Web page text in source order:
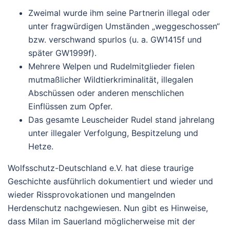
Zweimal wurde ihm seine Partnerin illegal oder
unter fragwürdigen Umständen „weggeschossen“
bzw. verschwand spurlos (u. a. GW1415f und
später GW1999f).
Mehrere Welpen und Rudelmitglieder fielen
mutmaßlicher Wildtierkriminalität, illegalen
Abschüssen oder anderen menschlichen
Einflüssen zum Opfer.
Das gesamte Leuscheider Rudel stand jahrelang
unter illegaler Verfolgung, Bespitzelung und
Hetze.
Wolfsschutz-Deutschland e.V. hat diese traurige
Geschichte ausführlich dokumentiert und wieder und
wieder Rissprovokationen und mangelnden
Herdenschutz nachgewiesen. Nun gibt es Hinweise,
dass Milan im Sauerland möglicherweise mit der